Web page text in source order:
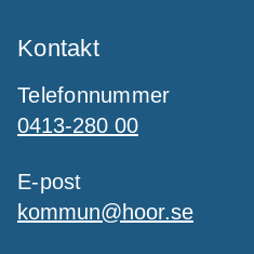
Kontakt
Telefonnummer
0413-280 00
E-post
kommun@hoor.se